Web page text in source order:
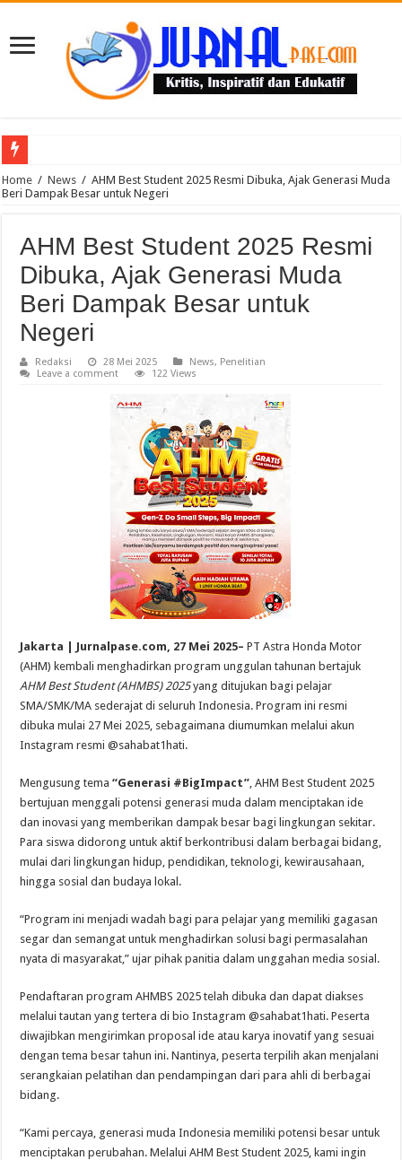
Puluhan Guru Berkumpul di TPN XIII Aceh Utara, Kacabdin Tekankan Cetak
Home / News / AHM Best Student 2025 Resmi Dibuka, Ajak Generasi Muda
Beri Dampak Besar untuk Negeri
AHM Best Student 2025 Resmi
Dibuka, Ajak Generasi Muda
Beri Dampak Besar untuk
Negeri
Redaksi 28 Mei 2025 News, Penelitian
Leave a comment
122 Views
Jakarta | Jurnalpase.com, 27 Mei 2025– PT Astra Honda Motor
(AHM) kembali menghadirkan program unggulan tahunan bertajuk
AHM Best Student (AHMBS) 2025yang ditujukan bagi pelajar
SMA/SMK/MA sederajat di seluruh Indonesia. Program ini resmi
dibuka mulai 27 Mei 2025, sebagaimana diumumkan melalui akun
Instagram resmi @sahabat1hati.
Mengusung tema“Generasi #BigImpact”, AHM Best Student 2025
bertujuan menggali potensi generasi muda dalam menciptakan ide
dan inovasi yang memberikan dampak besar bagi lingkungan sekitar.
Para siswa didorong untuk aktif berkontribusi dalam berbagai bidang,
mulai dari lingkungan hidup, pendidikan, teknologi, kewirausahaan,
hingga sosial dan budaya lokal.
“Program ini menjadi wadah bagi para pelajar yang memiliki gagasan
segar dan semangat untuk menghadirkan solusi bagi permasalahan
nyata di masyarakat,” ujar pihak panitia dalam unggahan media sosial.
Pendaftaran program AHMBS 2025 telah dibuka dan dapat diakses
melalui tautan yang tertera di bio Instagram @sahabat1hati. Peserta
diwajibkan mengirimkan proposal ide atau karya inovatif yang sesuai
dengan tema besar tahun ini. Nantinya, peserta terpilih akan menjalani
serangkaian pelatihan dan pendampingan dari para ahli di berbagai
bidang.
“Kami percaya, generasi muda Indonesia memiliki potensi besar untuk
menciptakan perubahan. Melalui AHM Best Student 2025, kami ingin